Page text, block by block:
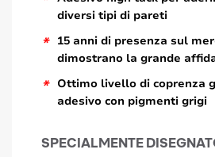
diversi tipi di pareti
*
15 anni di presenza sul
dimostrano la grande
*
Ottimo livello di coprenza
adesivo con pigmenti grigi
SPECIALMENTE